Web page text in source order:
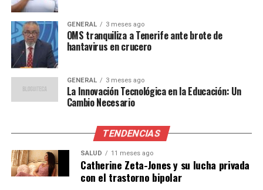
“Estamos viendo un efecto
dominó en toda la
economía,” comentó Ana
Martínez, analista de
energía. “Si no se toman
medidas urgentes,
podríamos enfrentar una
recesión económica.”
GENERAL 3 meses ago
OMS tranquiliza a Tenerife ante brote de
hantavirus en crucero
GENERAL 3 meses ago
La Innovación Tecnológica en la Educación: Un
Cambio Necesario
TENDENCIAS
SALUD 11 meses ago
Catherine Zeta-Jones y su lucha privada
con el trastorno bipolar